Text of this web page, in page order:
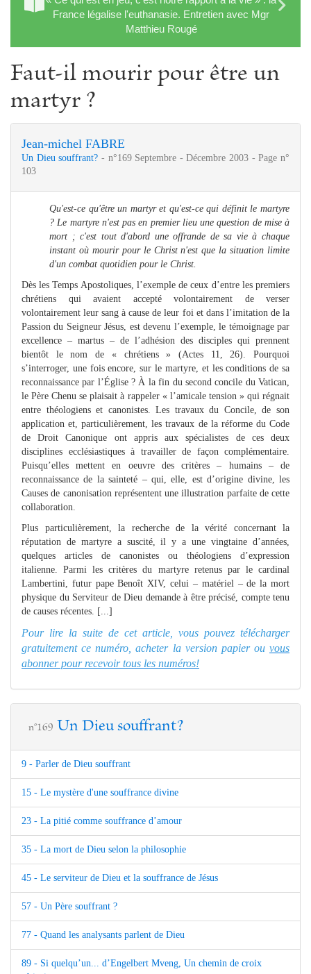
France légalise l'euthanasie. Entretien avec Mgr
Matthieu Rougé
Faut-il mourir pour être un
martyr ?
Jean-michel FABRE
Un Dieu souffrant? - n°169 Septembre - Décembre 2003 - Page n°
103
Qu'est-ce qu'être un martyr et qu'est-ce qui définit le martyre
? Le martyre n'est pas en premier lieu une question de mise à
mort ; c'est tout d'abord une offrande de sa vie à chaque
instant où mourir pour le Christ n'est que la situation limite
d'un combat quotidien pour le Christ.
Dès les Temps Apostoliques, l’exemple de ceux d’entre les premiers
chrétiens qui avaient accepté volontairement de verser
volontairement leur sang à cause de leur foi et dans l’imitation de la
Passion du Seigneur Jésus, est devenu l’exemple, le témoignage par
excellence – martus – de l’adhésion des disciples qui prennent
bientôt le nom de « chrétiens » (Actes 11, 26). Pourquoi
s’interroger, une fois encore, sur le martyre, et les conditions de sa
reconnaissance par l’Église ? À la fin du second concile du Vatican,
le Père Chenu se plaisait à rappeler « l’amicale tension » qui régnait
entre théologiens et canonistes. Les travaux du Concile, de son
application et, particulièrement, les travaux de la réforme du Code
de Droit Canonique ont appris aux spécialistes de ces deux
disciplines ecclésiastiques à travailler de façon complémentaire.
Puisqu’elles mettent en oeuvre des critères – humains – de
reconnaissance de la sainteté – qui, elle, est d’origine divine, les
Causes de canonisation représentent une illustration parfaite de cette
collaboration.
Plus particulièrement, la recherche de la vérité concernant la
réputation de martyre a suscité, il y a une vingtaine d’années,
quelques articles de canonistes ou théologiens d’expression
italienne. Parmi les critères du martyre retenus par le cardinal
Lambertini, futur pape Benoît XIV, celui – matériel – de la mort
physique du Serviteur de Dieu demande à être précisé, compte tenu
de causes récentes. [...]
Pour lire la suite de cet article, vous pouvez télécharger
gratuitement ce numéro, acheter la version papier ou vous
abonner pour recevoir tous les numéros!
n°169 Un Dieu souffrant?
9 - Parler de Dieu souffrant
15 - Le mystère d'une souffrance divine
23 - La pitié comme souffrance d’amour
35 - La mort de Dieu selon la philosophie
45 - Le serviteur de Dieu et la souffrance de Jésus
57 - Un Père souffrant ?
77 - Quand les analysants parlent de Dieu
89 - Si quelqu’un... d’Engelbert Mveng, Un chemin de croix